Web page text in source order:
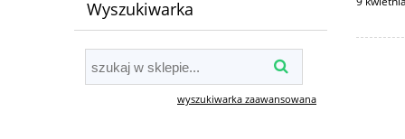
Wyszukiwarka
wyszukiwarka zaawansowana